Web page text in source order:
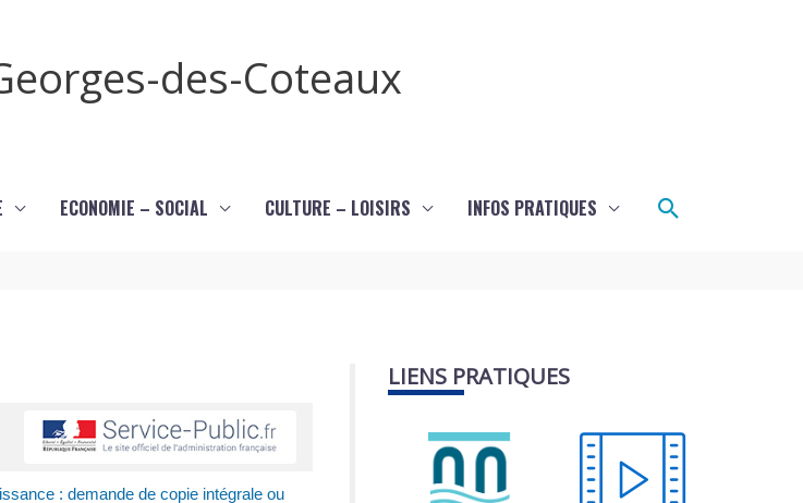
des-Coteaux
ECONOMIE – SOCIAL CULTURE – LOISIRS INFOS PRATIQUES Rechercher
: demande de copie intégrale ou
LIENS PRATIQUES